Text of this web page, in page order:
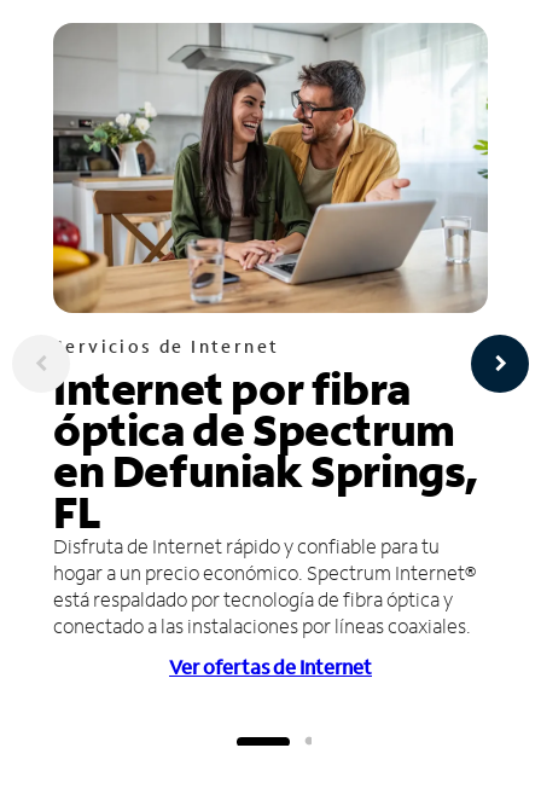
Servicios de Internet
Internet por fibra
óptica de Spectrum
en Defuniak Springs,
FL
Disfruta de Internet rápido y confiable para tu
hogar a un precio económico. Spectrum Internet®
está respaldado por tecnología de fibra óptica y
conectado a las instalaciones por líneas coaxiales.
Ver ofertas de Internet